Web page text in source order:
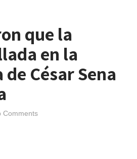
que la
en la
César Sena
Comments